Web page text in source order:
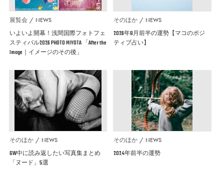
展覧会 NEWS
いよいよ開幕！浅間国際フォトフェ
スティバル2026 PHOTO MIYOTA 「After the
Image｜イメージのその後」
そのほか NEWS
2026年8月前半の運勢【マコのポジ
ティブ占い】
そのほか NEWS
GW中に読み返したい写真集まとめ
「ヌード」5選
そのほか NEWS
2024年前半の運勢